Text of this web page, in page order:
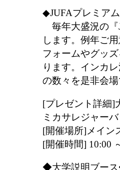
◆JUFAプレミア
毎年大盛況の『
します。例年ご
フォームやグッ
ります。インカ
の数々を是非会
[プレゼント詳細]
ミカサレジャーバ
[開催場所]メイン
[開催時間] 10:00
◆大学説明ブー